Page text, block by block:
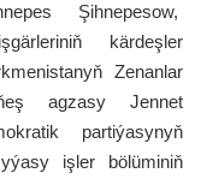
Şihnepesow,
kärdeşler
Zenanlar
agzasy Jennet
partiýasynyň
işler bölüminiň